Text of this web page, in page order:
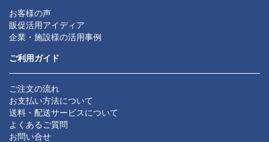
お客様の声
販促活用アイディア
企業・施設様の活用事例
ご利用ガイド
ご注文の流れ
お支払い方法について
送料・配送サービスについて
よくあるご質問
お問い合せ